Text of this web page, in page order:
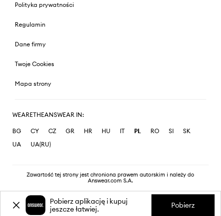
Polityka prywatności
Regulamin
Dane firmy
Twoje Cookies
Mapa strony
WEARETHEANSWEAR IN:
BG CY CZ GR HR HU IT PL RO SI
SK
UA
UA(RU)
Zawartość tej strony jest chroniona prawem autorskim i należy do
Answear.com S.A.
Pobierz aplikację i kupuj
jeszcze łatwiej.
Pobierz